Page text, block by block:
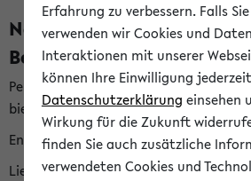
Nachhaltigkeitspreis 2026:
Bewerbungsphase
Per E-Mail eingestellt von
bielefeld.de an den Verteiler 'Alle
English version below
Liebe Studierende,
Erfahrung zu verbessern. Falls
verwenden wir Cookies und
Interaktionen mit unserer
können Ihre Einwilligung
Datenschutzerklärung einsehen
Wirkung für die Zukunft
finden Sie auch zusätzliche
verwendeten Cookies und